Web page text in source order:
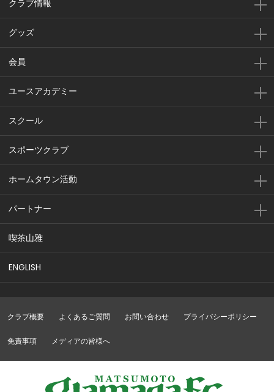
クラブ情報
グッズ
会員
ユースアカデミー
スクール
スポーツクラブ
ホームタウン活動
パートナー
喫茶山雅
ENGLISH
クラブ概要 よくあるご質問 お問い合わせ プライバシーポリシー
免責事項 メディアの皆様へ